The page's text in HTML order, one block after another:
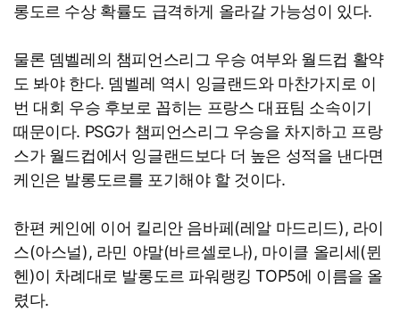
롱도르 수상 확률도 급격하게 올라갈 가능성이 있다.
물론 뎀벨레의 챔피언스리그 우승 여부와 월드컵 활약
도 봐야 한다. 뎀벨레 역시 잉글랜드와 마찬가지로 이
번 대회 우승 후보로 꼽히는 프랑스 대표팀 소속이기
때문이다. PSG가 챔피언스리그 우승을 차지하고 프랑
스가 월드컵에서 잉글랜드보다 더 높은 성적을 낸다면
케인은 발롱도르를 포기해야 할 것이다.
한편 케인에 이어 킬리안 음바페(레알 마드리드), 라이
스(아스널), 라민 야말(바르셀로나), 마이클 올리세(뮌
헨)이 차례대로 발롱도르 파워랭킹 TOP5에 이름을 올
렸다.